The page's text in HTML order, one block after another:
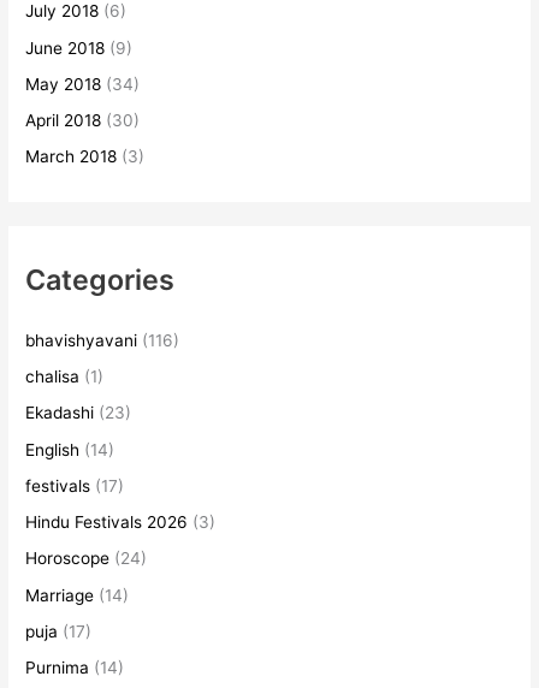
July 2018 (6)
June 2018 (9)
May 2018 (34)
April 2018 (30)
March 2018 (3)
Categories
bhavishyavani (116)
chalisa (1)
Ekadashi (23)
English (14)
festivals (17)
Hindu Festivals 2026 (3)
Horoscope (24)
Marriage (14)
puja (17)
Purnima (14)